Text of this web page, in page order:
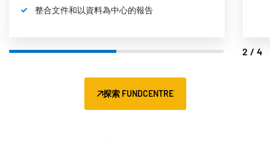
整合文件和以資料為中心的報告
2/4
探索 FUNDCENTRE